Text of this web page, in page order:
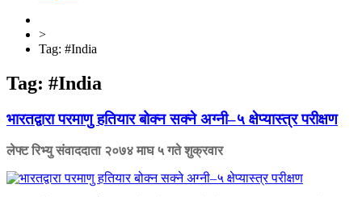
>
Tag: #India
Tag: #India
भारतद्वारा परमाणु हतियार बोक्न सक्ने अग्नी–५ क्षेप्यास्त्र परीक्षण
लेफ्ट रिभ्यु संवाददाता २०७४ माघ ५ गते शुक्रवार